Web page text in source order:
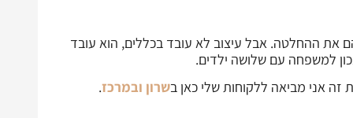
ההחלטה. אבל עיצוב לא עובד בכללים, הוא עובד
למשפחה עם שלושה ילדים.
אני מביאה ללקוחות שלי כאן בשרון ובמרכז.